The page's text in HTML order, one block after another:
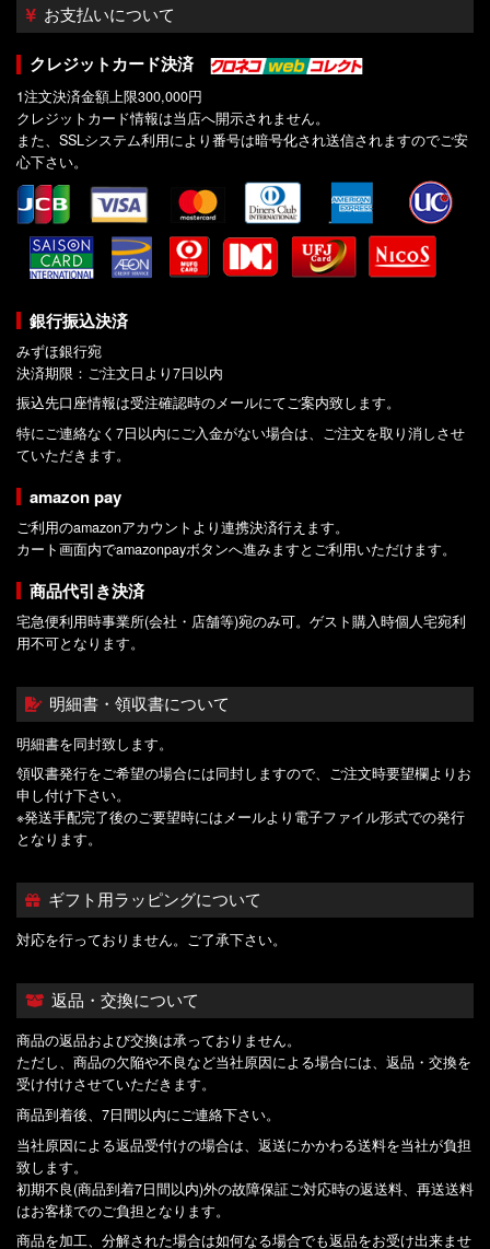
お支払いについて
クレジットカード決済
1注文決済金額上限300,000円
クレジットカード情報は当店へ開示されません。
また、SSLシステム利用により番号は暗号化され送信されますのでご安
心下さい。
銀行振込決済
みずほ銀行宛
決済期限：ご注文日より7日以内
振込先口座情報は受注確認時のメールにてご案内致します。
特にご連絡なく7日以内にご入金がない場合は、ご注文を取り消しさせ
ていただきます。
amazon pay
ご利用のamazonアカウントより連携決済行えます。
カート画面内でamazonpayボタンへ進みますとご利用いただけます。
商品代引き決済
宅急便利用時事業所(会社・店舗等)宛のみ可。ゲスト購入時個人宅宛利
用不可となります。
明細書・領収書について
明細書を同封致します。
領収書発行をご希望の場合には同封しますので、ご注文時要望欄よりお
申し付け下さい。
※発送手配完了後のご要望時にはメールより電子ファイル形式での発行
となります。
ギフト用ラッピングについて
対応を行っておりません。ご了承下さい。
返品・交換について
商品の返品および交換は承っておりません。
ただし、商品の欠陥や不良など当社原因による場合には、返品・交換を
受け付けさせていただきます。
商品到着後、7日間以内にご連絡下さい。
当社原因による返品受付けの場合は、返送にかかわる送料を当社が負担
致します。
初期不良(商品到着7日間以内)外の故障保証ご対応時の返送料、再送送料
はお客様でのご負担となります。
商品を加工、分解された場合は如何なる場合でも返品をお受け出来ませ